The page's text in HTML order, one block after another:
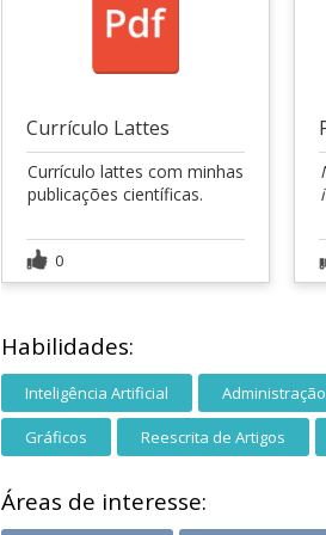
Currículo Lattes
Currículo lattes com minhas
publicações científicas.
0
Habilidades:
Inteligência Artificial
Gráficos Reescrita de Artigos
Áreas de interesse: